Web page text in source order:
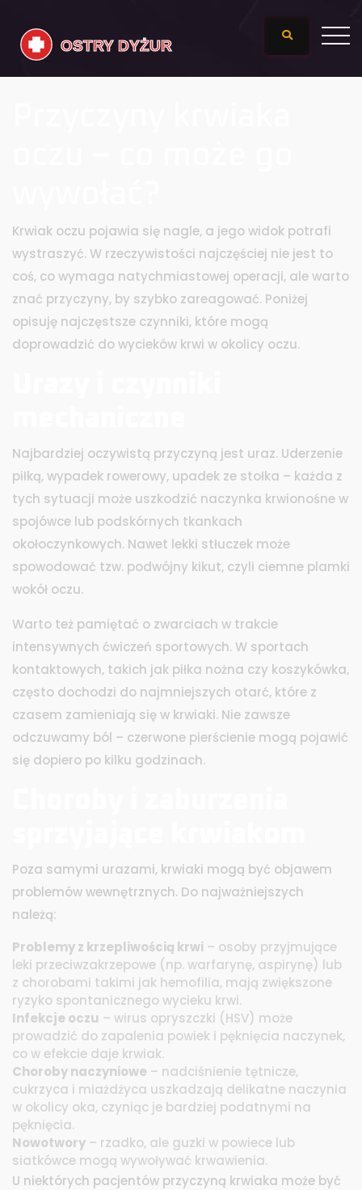
Krwiak oczu pojawia się nagle, a jego widok potrafi
wystraszyć. W rzeczywistości najczęściej nie jest to
coś, co wymaga natychmiastowej operacji, ale warto
znać przyczyny, by szybko zareagować. Poniżej
opisuję najczęstsze czynniki, które mogą
doprowadzić do wycieków krwi w okolicy oczu.
Najbardziej oczywistą przyczyną jest uraz. Uderzenie
piłką, wypadek rowerowy, upadek ze stołka – każda z
tych sytuacji może uszkodzić naczynka krwionośne w
spojówce lub podskórnych tkankach
okołoczynkowych. Nawet lekki stłuczek może
spowodować tzw. podwójny kikut, czyli ciemne plamki
wokół oczu.
Warto też pamiętać o zwarciach w trakcie
intensywnych ćwiczeń sportowych. W sportach
kontaktowych, takich jak piłka nożna czy koszykówka,
często dochodzi do najmniejszych otarć, które z
czasem zamieniają się w krwiaki. Nie zawsze
odczuwamy ból – czerwone pierścienie mogą pojawić
się dopiero po kilku godzinach.
Poza samymi urazami, krwiaki mogą być objawem
problemów wewnętrznych. Do najważniejszych
należą:
Problemy z krzepliwością krwi – osoby przyjmujące
leki przeciwzakrzepowe (np. warfarynę, aspirynę) lub
z chorobami takimi jak hemofilia, mają zwiększone
ryzyko spontanicznego wycieku krwi.
Infekcje oczu – wirus opryszczki (HSV) może
prowadzić do zapalenia powiek i pęknięcia naczynek,
co w efekcie daje krwiak.
Choroby naczyniowe – nadciśnienie tętnicze,
cukrzyca i miażdżyca uszkadzają delikatne naczynia
w okolicy oka, czyniąc je bardziej podatnymi na
pęknięcia.
Nowotwory – rzadko, ale guzki w powiece lub
siatkówce mogą wywoływać krwawienia.
U niektórych pacjentów przyczyną krwiaka może być